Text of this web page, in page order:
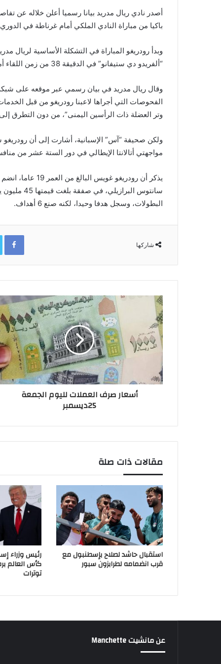
أصدر نادي ريال مدريد بيانا رسميا أعلن خلاله عن
باكيا من مباراة النادي الملكي أمام غرناطة في
وبدأ رودريغو المباراة في التشكلة الأساسية لريال
“ألفريدو دي ستيفانو” في الدقيقة 38 من زمن اللقاء أمام ضيفه غرناطة (2-0)، وذلك ضمن الجولة 15 من الليغا.
وقال ريال مدريد في بيان رسمي عبر موقعه على شبكة
الفحوصات التي أجراها لاعبنا رودريغو من قبل
وتر العضلة ذات الرأسين اليمنى”، من دون التطرق
ولكن صحيفة “آس” الإسبانية، أشارت إلى أن
مواجهتي أتالانتا الإيطالي في دور الستة عشر من
البطولات، وسجل هدفا وحيدا، لكنه صنع 6 أهداف.
شاركها
أسعار صرف العملات لليوم الجمعة
25ديسمبر
مقالات ذات صلة
استقبال حاشد لصلاح بإسطنبول مع
قرب انضمامه لطرابزون سبور
رئيس وزراء
كأس العالم
توترات
عن مانشيت Manchette